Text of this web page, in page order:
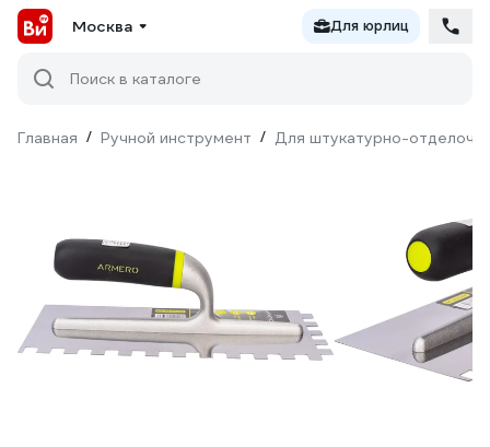
Москва Для юрлиц
Поиск в каталоге
Главная / Ручной инструмент / Для штукатурно-